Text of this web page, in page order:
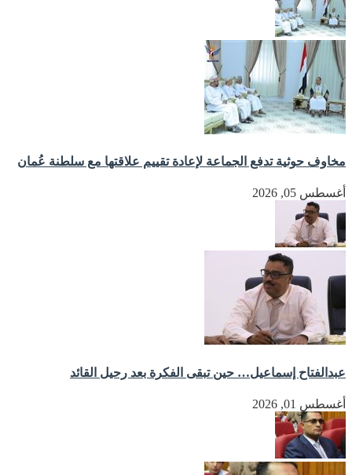
مخاوف حوثية تدفع الجماعة لإعادة تقييم علاقتها مع سلطنة عُمان
أغسطس 05, 2026
عبدالفتاح إسماعيل… حين تبقى الفكرة بعد رحيل القائد
أغسطس 01, 2026